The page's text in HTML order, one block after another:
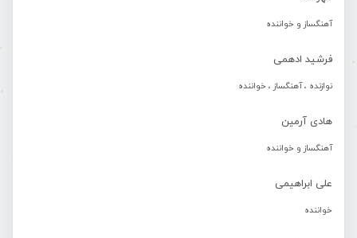
آهنگساز و خواننده
فرشید ادهمی
نوازنده ، آهنگساز ، خواننده
هادی آرمین
آهنگساز و خواننده
علی ابراهیمی
خواننده